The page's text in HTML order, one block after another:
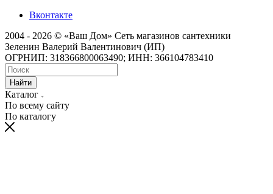
Вконтакте
2004 - 2026 © «Ваш Дом» Сеть магазинов сантехники
Зеленин Валерий Валентинович (ИП)
ОГРНИП: 318366800063490; ИНН: 366104783410
Найти
Каталог
По всему сайту
По каталогу